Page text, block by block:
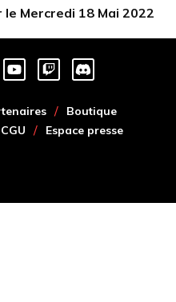
Mercredi 18 Mai 2022
Boutique
Espace presse